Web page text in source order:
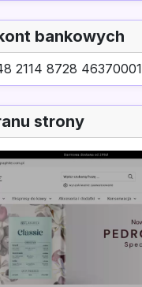
bankowych
2114 8728 46370001
strony